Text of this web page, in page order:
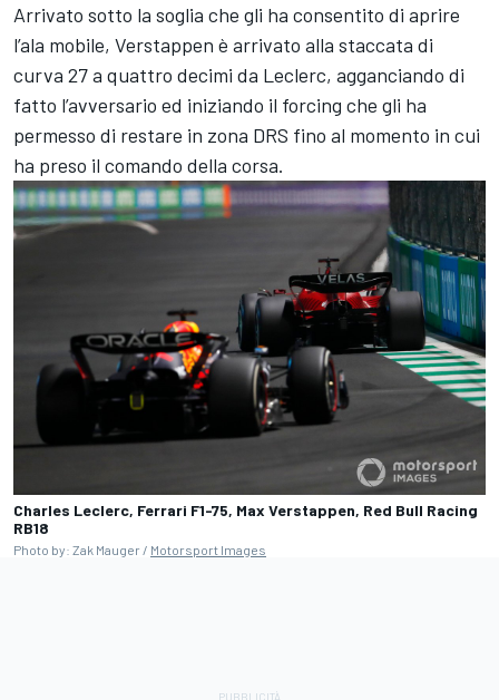
Arrivato sotto la soglia che gli ha consentito di aprire
l’ala mobile, Verstappen è arrivato alla staccata di
curva 27 a quattro decimi da Leclerc, agganciando di
fatto l’avversario ed iniziando il forcing che gli ha
permesso di restare in zona DRS fino al momento in cui
ha preso il comando della corsa.
Charles Leclerc, Ferrari F1-75, Max Verstappen, Red Bull Racing
RB18
Photo by: Zak Mauger / Motorsport Images